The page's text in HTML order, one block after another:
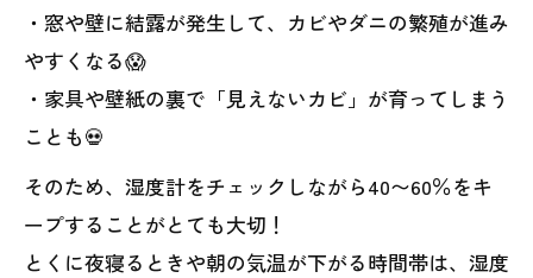
・窓や壁に結露が発生して、カビやダニの繁殖が進み
やすくなる😱
・家具や壁紙の裏で「見えないカビ」が育ってしまう
ことも💀
そのため、湿度計をチェックしながら40〜60％をキ
ープすることがとても大切！
とくに夜寝るときや朝の気温が下がる時間帯は、湿度